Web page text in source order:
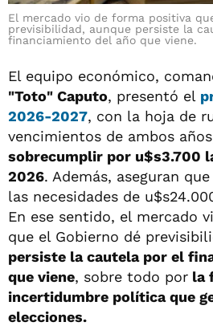
El mercado vio de forma positiva
previsibilidad, aunque persiste la
financiamiento del año que viene.
El equipo económico,
"Toto" Caputo, presentó el
2026-2027, con la hoja de
vencimientos de ambos
sobrecumplir por u$s3.700
2026. Además, aseguran
las necesidades de
En ese sentido, el mercado
que el Gobierno dé
persiste la cautela por el
que viene, sobre todo por la
incertidumbre política que
elecciones.